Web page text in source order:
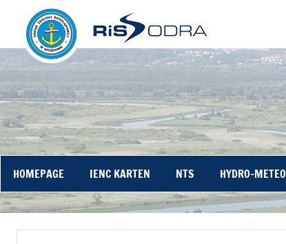
RIS Odra – Startseite
Öffentliches Portal
HOMEPAGE IENC KARTEN NTS HYDRO-METEO